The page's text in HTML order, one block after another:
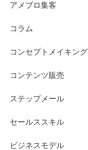
アメブロ集客
コラム
コンセプトメイキング
コンテンツ販売
ステップメール
セールススキル
ビジネスモデル